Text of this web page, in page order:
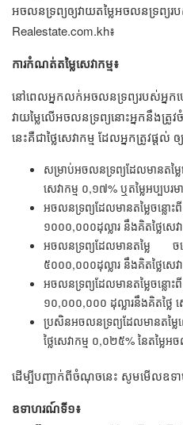
អចលនទ្រព្យឲ្យវាយតម្លៃអចលនទ្រព្យ
Realestate.com.kh៖
ការកំណត់តម្លៃសេវាកម្ម៖
នៅពេលអ្នកលក់អចលនទ្រព្យរបស់អ្នកហ
វាយម្លៃលើអចលនទ្រព្យនោះ​អ្នកនឹងត្
នេះគឺជាថ្លៃសេវាកម្ម ដែលអ្នកត្រូវផ្តល់
សម្រាប់អចលនទ្រព្យដែលមានតម្ល
សេវាកម្ម ០,១៧% ឬតម្លៃអប្បបរ
អចលនទ្រព្យដែលមានតម្ល
១០០០,០០០ដុល្លារ នឹងគិតថ្លៃសេ
អចលនទ្រព្យដែលមានតម្ល
៥០០០,០០០ដុល្លារ នឹងគិតថ្លៃសេ
អចលនទ្រព្យដែលមានតម្ល
១០,០០០,០០០ ដុល្លារនឹងគិតថ្លៃ
ប្រសិនអចលនទ្រព្យដែលមានតម្ល
ថ្លៃសេវាកម្ម ០,០២៥% នៃតម្លៃ
ដើម្បីបញ្ជាក់ពីចំណុចនេះ សូមមើលឧទ
ឧទាហរណ៍ទី១៖